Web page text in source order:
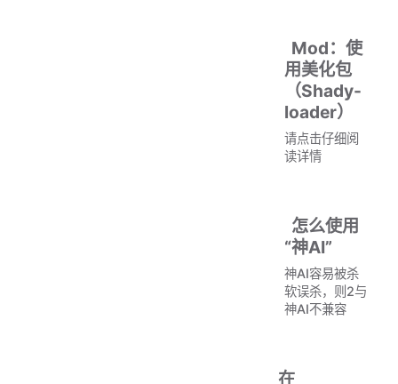
Mod：使
用美化包
（Shady-
loader）
请点击仔细阅
读详情
怎么使用
“神AI”
神AI容易被杀
软误杀，则2与
神AI不兼容
在